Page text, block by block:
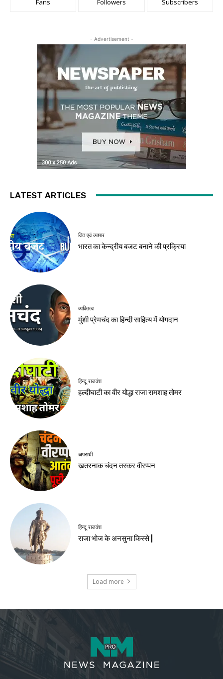
Fans Followers Subscribers
- Advertisement -
LATEST ARTICLES
वित्त एवं व्यापार
भारत का केन्द्रीय बजट बनाने की प्रक्रिया
व्यक्तित्व
मुंशी प्रेमचंद का हिन्दी साहित्य में योगदान
हिन्दू राजवंश
हल्दीघाटी का वीर योद्धा राजा रामशाह तोमर
अपराधी
ख़तरनाक चंदन तस्कर वीरप्पन
हिन्दू राजवंश
राजा भोज के अनसुना किस्से |
Load more